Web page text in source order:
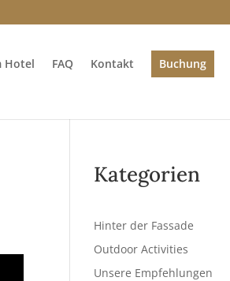
Hotel FAQ Kontakt Buchung
Kategorien
Hinter der Fassade
Outdoor Activities
Unsere Empfehlungen